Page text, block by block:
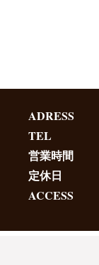
ADRESS
TEL
営業時間
定休日
ACCESS